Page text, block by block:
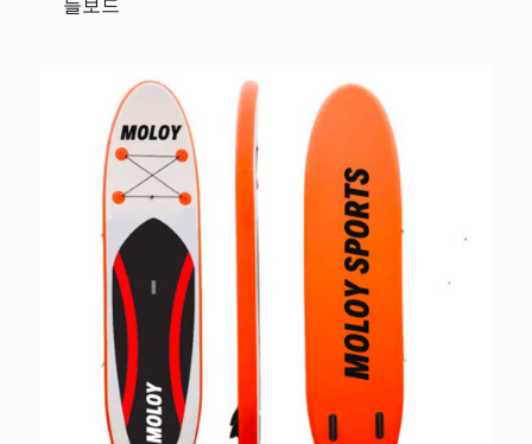
들보드